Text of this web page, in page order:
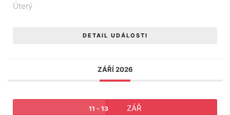
Úterý
DETAIL UDÁLOSTI
ZÁŘÍ 2026
11 - 13 ZÁŘ